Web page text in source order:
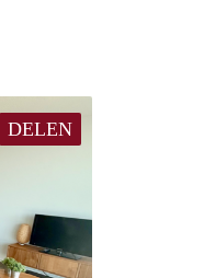
DELEN